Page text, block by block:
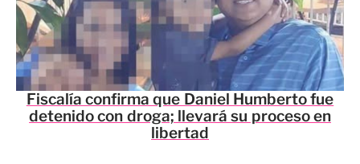
Fiscalía confirma que Daniel Humberto fue
detenido con droga; llevará su proceso en
libertad